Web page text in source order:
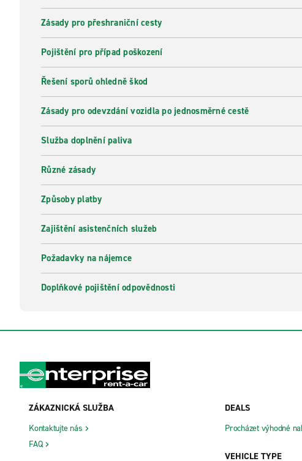
Zásady pro přeshraniční cesty
Pojištění pro případ poškození
Řešení sporů ohledně škod
Zásady pro odevzdání vozidla po jednosměrné cestě
Služba doplnění paliva
Různé zásady
Způsoby platby
Zajištění asistenčních služeb
Požadavky na nájemce
Doplňkové pojištění odpovědnosti
ZÁKAZNICKÁ SLUŽBA
Kontaktujte nás
FAQ
DEALS
Procházet výhodné
VEHICLE TYPE